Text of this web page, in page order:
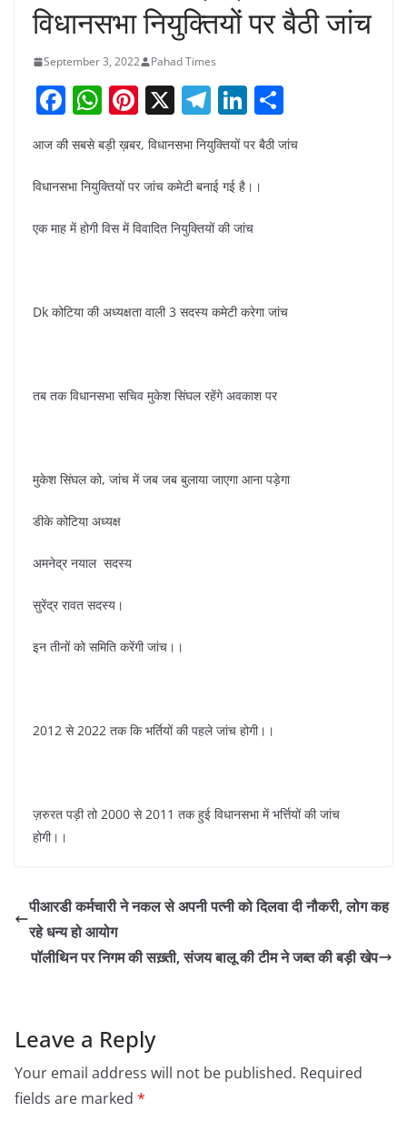
विधानसभा नियुक्तियों पर बैठी जांच
September 3, 2022 Pahad Times
F
a
c
e
b
o
k
W
h
at
s
A
p
Pi
nt
er
e
st
X T
el
e
gr
a
m
Li
n
k
e
dI
n
h
ar
आज की सबसे बड़ी ख़बर, विधानसभा नियुक्तियों पर बैठी जांच
विधानसभा नियुक्तियों पर जांच कमेटी बनाई गई है।।
एक माह में होगी विस में विवादित नियुक्तियों की जांच
Dk कोटिया की अध्यक्षता वाली 3 सदस्य कमेटी करेगा जांच
तब तक विधानसभा सचिव मुकेश सिंघल रहेंगे अवकाश पर
मुकेश सिंघल को, जांच में जब जब बुलाया जाएगा आना पड़ेगा
डीके कोटिया अध्यक्ष
अमनेद्र नयाल सदस्य
सुरेंद्र रावत सदस्य।
इन तीनों को समिति करेंगी जांच।।
2012 से 2022 तक कि भर्तियों की पहले जांच होगी।।
ज़रुरत पड़ी तो 2000 से 2011 तक हुई विधानसभा में भर्त्तियों की जांच
होगी।।
पीआरडी कर्मचारी ने नकल से अपनी पत्नी को दिलवा दी नौकरी, लोग कह
रहे धन्य हो आयोग
पॉलीथिन पर निगम की सख़्ती, संजय बालू की टीम ने जब्त की बड़ी खेप
Leave a Reply
Your email address will not be published. Required
fields are marked *